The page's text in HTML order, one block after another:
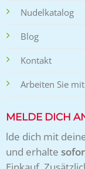
Nudelkatalog
Blog
Kontakt
Arbeiten Sie
MELDE DICH
lde dich mit
und erhalte